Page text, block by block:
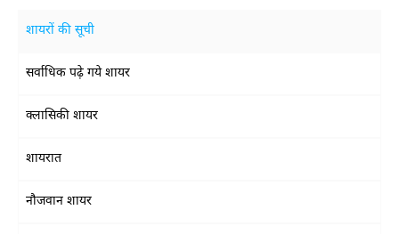
शायरों की सूची
सर्वाधिक पढ़े गये शायर
क्लासिकी शायर
शायरात
नौजवान शायर